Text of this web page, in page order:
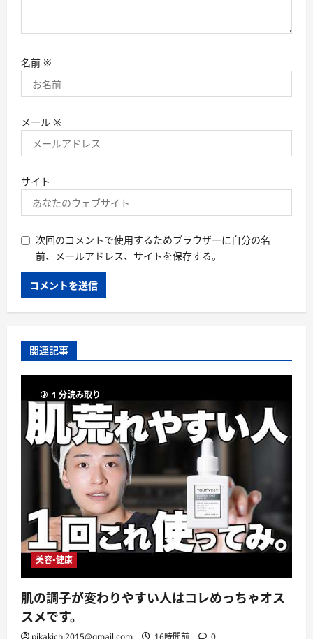
名前 ※
メール ※
サイト
次回のコメントで使用するためブラウザーに自分の名
前、メールアドレス、サイトを保存する。
関連記事
1 分読み取り
美容・健康
肌の調子が変わりやすい人はコレめっちゃオス
スメです。